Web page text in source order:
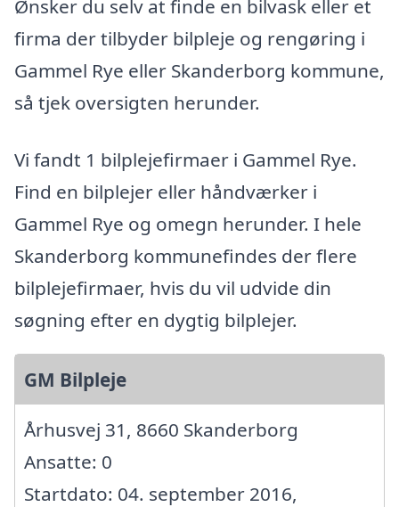
Ønsker du selv at finde en bilvask eller et
firma der tilbyder bilpleje og rengøring i
Gammel Rye eller Skanderborg kommune,
så tjek oversigten herunder.
Vi fandt 1 bilplejefirmaer i Gammel Rye.
Find en bilplejer eller håndværker i
Gammel Rye og omegn herunder. I hele
Skanderborg kommunefindes der flere
bilplejefirmaer, hvis du vil udvide din
søgning efter en dygtig bilplejer.
GM Bilpleje
Århusvej 31, 8660 Skanderborg
Ansatte: 0
Startdato: 04. september 2016,